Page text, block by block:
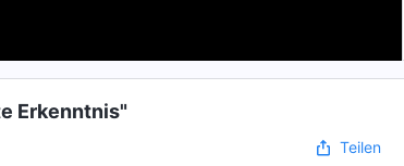
Erkenntnis"
Teilen